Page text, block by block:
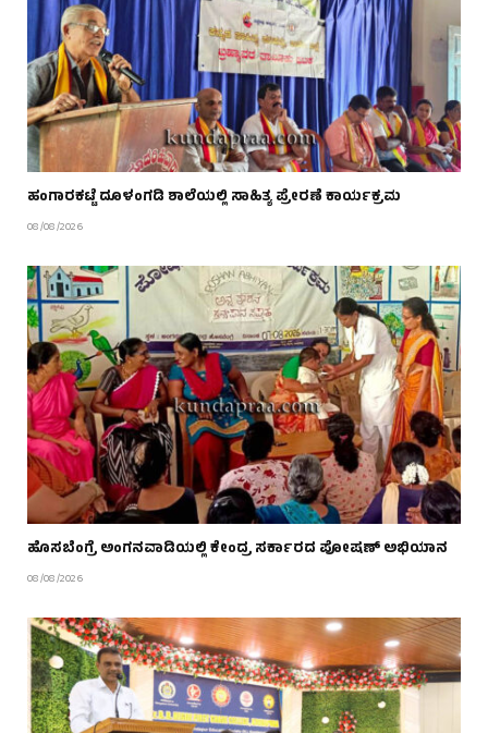
ಹಂಗಾರಕಟ್ಟೆ ದೂಳಂಗಡಿ ಶಾಲೆಯಲ್ಲಿ ಸಾಹಿತ್ಯ ಪ್ರೇರಣೆ ಕಾರ್ಯಕ್ರಮ
08/08/2026
ಹೊಸಬೆಂಗ್ರೆ ಅಂಗನವಾಡಿಯಲ್ಲಿ ಕೇಂದ್ರ ಸರ್ಕಾರದ ಪೋಷಣ್ ಅಭಿಯಾನ
08/08/2026